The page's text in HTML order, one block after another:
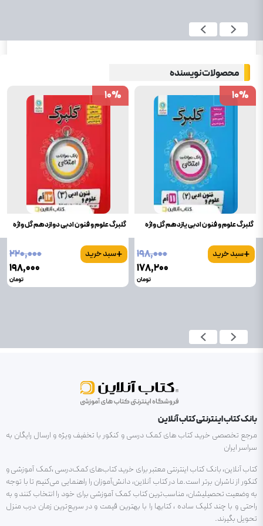
محصولات نویسنده
گلبرگ علوم و فنون ادبی یازدهم گل واژه
+سبد خرید
۱۹۸٬۰۰۰
۱۷۸٬۲۰۰
تومان
10%
10%
گلبرگ علوم و فنون ادبی دوازدهم گل واژه
+سبد خرید
۲۲۰٬۰۰۰
۱۹۸٬۰۰۰
تومان
10%
10%
بانک کتاب اینترنتی کتاب آنلاین
مرجع تخصصی خرید کتاب های کمک درسی و کنکور با تخفیف ویژه و ارسال رایگان به
سراسر ایران
کتاب آنلاین، بانک کتاب اینترنتی معتبر برای خرید کتاب‌های کمک‌درسی ،کمک آموزشی و
کنکور از ناشران برتر است.ما در کتاب آنلاین، دانش‌آموزان را راهنمایی می‌کنیم تا با توجه
به وضعیت تحصیلیشان، مناسب‌ترین کتاب کمک آموزشی برای خود را انتخاب کنند و به
راحتی و با چند کلیک ساده ، کتابها را با بهترین قیمت و در سریع‌ترین زمان درب منزل
تحویل بگیرند.